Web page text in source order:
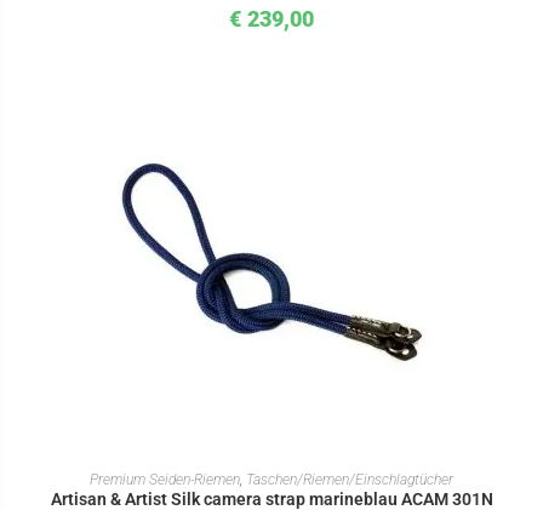
€ 239,00
IN DEN WARENKORB
Premium Seiden-Riemen, Taschen/Riemen/Einschlagtücher
Artisan & Artist Silk camera strap marineblau ACAM 301N